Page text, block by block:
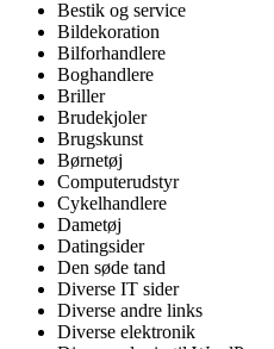
Bestik og service
Bildekoration
Bilforhandlere
Boghandlere
Briller
Brudekjoler
Brugskunst
Børnetøj
Computerudstyr
Cykelhandlere
Dametøj
Datingsider
Den søde tand
Diverse IT sider
Diverse andre links
Diverse elektronik